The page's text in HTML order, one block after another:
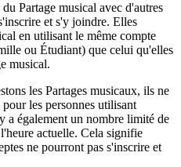
Partage musical avec d'autres
et s'y joindre. Elles
en utilisant le même compte
ou Étudiant) que celui qu'elles
musical.
les Partages musicaux, ils ne
les personnes utilisant
a également un nombre limité de
actuelle. Cela signifie
ne pourront pas s'inscrire et